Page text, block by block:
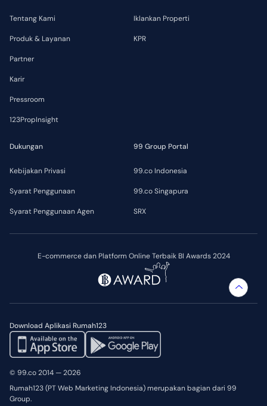
E-commerce dan Platform Online Terbaik BI Awards 2024
Download Aplikasi Rumah123
Tentang Kami
Produk & Layanan
Partner
Karir
Pressroom
123PropInsight
Iklankan Properti
KPR
Dukungan
Kebijakan Privasi
Syarat Penggunaan
Syarat Penggunaan Agen
99 Group Portal
99.co Indonesia
99.co Singapura
SRX
© 99.co 2014 — 2026
Rumah123 (PT Web Marketing Indonesia) merupakan bagian dari 99
Group.